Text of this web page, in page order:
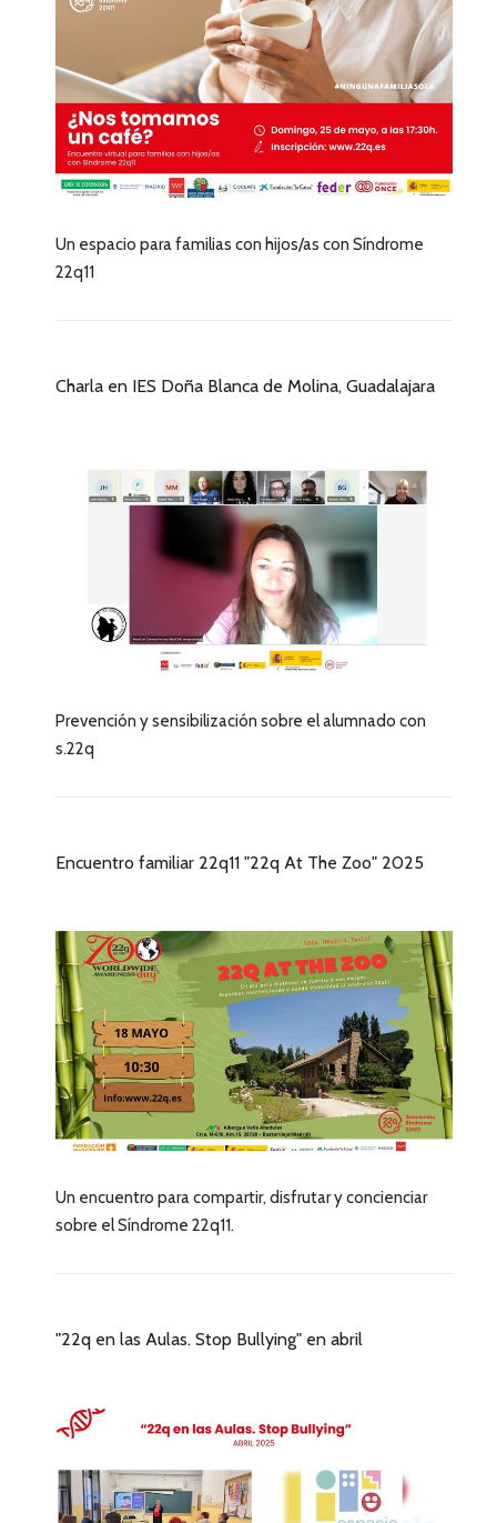
Un espacio para familias con hijos/as con Síndrome
22q11
Charla en IES Doña Blanca de Molina, Guadalajara
Prevención y sensibilización sobre el alumnado con
s.22q
Encuentro familiar 22q11 "22q At The Zoo" 2025
Un encuentro para compartir, disfrutar y concienciar
sobre el Síndrome 22q11.
"22q en las Aulas. Stop Bullying" en abril